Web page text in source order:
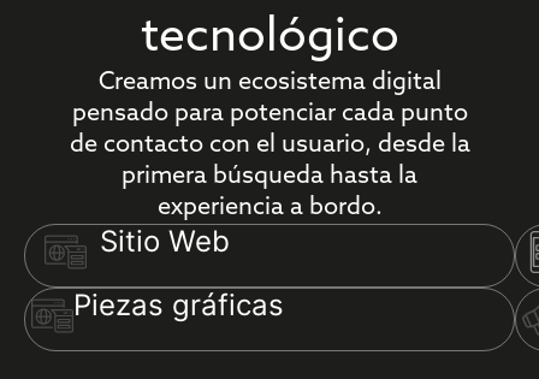
tecnológico
Creamos un ecosistema digital
pensado para potenciar cada punto
de contacto con el usuario, desde la
primera búsqueda hasta la
experiencia a bordo.
Sitio Web
Piezas gráficas